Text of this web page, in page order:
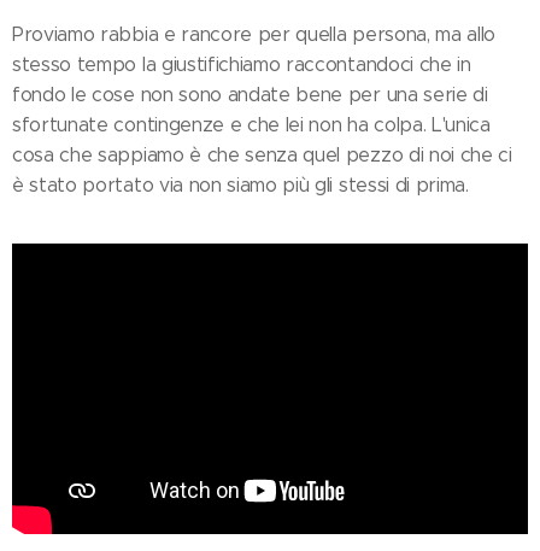
Proviamo rabbia e rancore per quella persona, ma allo
stesso tempo la giustifichiamo raccontandoci che in
fondo le cose non sono andate bene per una serie di
sfortunate contingenze e che lei non ha colpa. L'unica
cosa che sappiamo è che senza quel pezzo di noi che ci
è stato portato via non siamo più gli stessi di prima.